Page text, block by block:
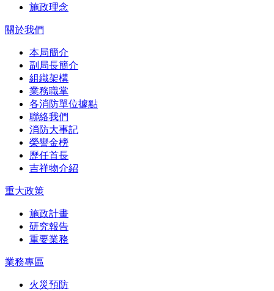
施政理念
關於我們
本局簡介
副局長簡介
組織架構
業務職掌
各消防單位據點
聯絡我們
消防大事記
榮譽金榜
歷任首長
吉祥物介紹
重大政策
施政計畫
研究報告
重要業務
業務專區
火災預防